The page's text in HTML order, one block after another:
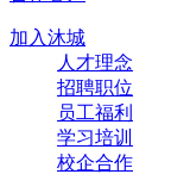
加入沐城
人才理念
招聘职位
员工福利
学习培训
校企合作